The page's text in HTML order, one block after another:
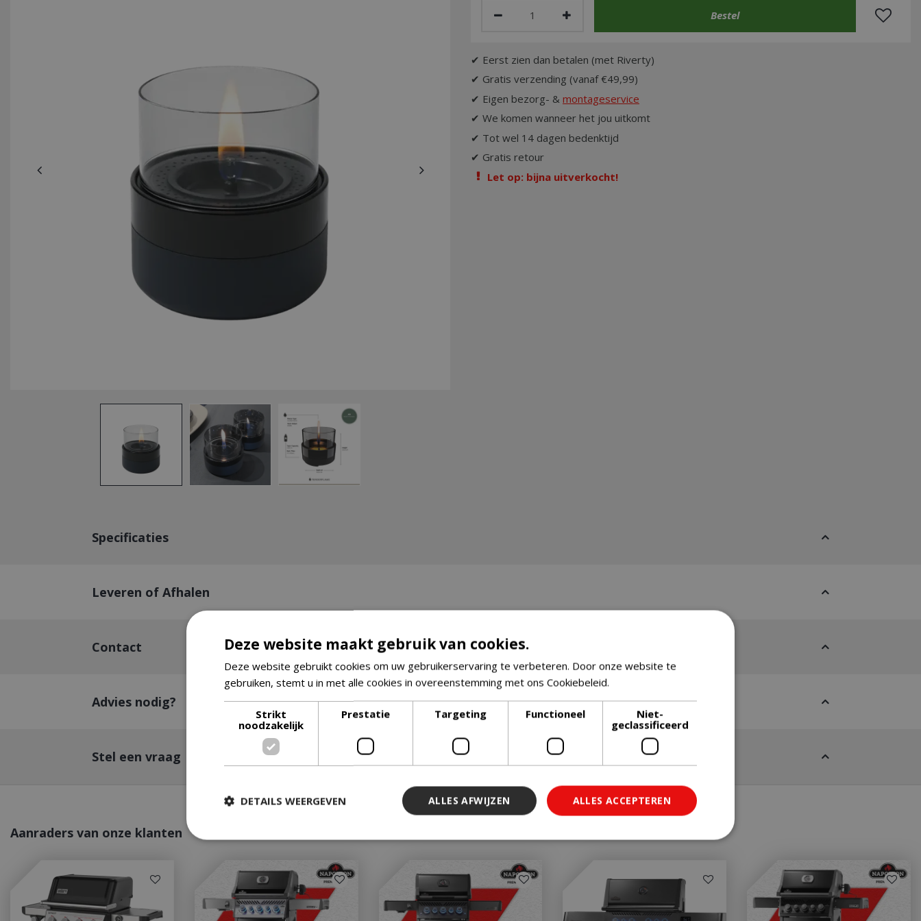
✔ Eerst zien dan betalen (met Riverty)
✔ Gratis verzending (vanaf €49,99)
✔ Eigen bezorg- & montageservice
✔ We komen wanneer het jou uitkomt
✔ Tot wel 14 dagen bedenktijd
✔ Gratis retour
Let op: bijna uitverkocht!
Specificaties
Leveren of Afhalen
Contact
Advies nodig?
Stel een vraag
Aanraders van onze klanten
Deze website maakt gebruik van cookies.
Deze website gebruikt cookies om uw gebruikerservaring te verbeteren. Door onze website te
gebruiken, stemt u in met alle cookies in overeenstemming met ons Cookiebeleid.
Strikt
noodzakelijk
Prestatie Targeting Functioneel
Niet-
geclassificeerd
ALLES ACCEPTEREN
ALLES AFWIJZEN
DETAILS WEERGEVEN
Strikt noodzakelijk Functioneel
Strikt noodzakelijke cookies maken de kernfunctionaliteiten van de website mogelijk, zoals gebruikersaanmelding en
accountbeheer. De website kan niet goed worden gebruikt zonder de strikt noodzakelijke cookies.